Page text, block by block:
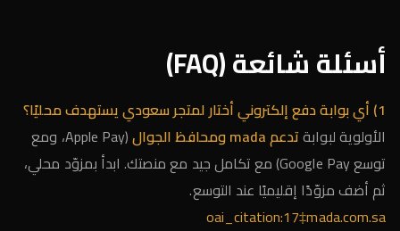
أسئلة شائعة (FAQ)
1) أي بوابة دفع إلكتروني أختار لمتجر سعودي يستهدف محليًا؟
الأولوية لبوابةتدعم mada ومحافظ الجوال
(Apple Pay، ومع
توسع Google Pay) مع تكامل جيد مع منصتك. ابدأ بمزوّد محلي،
ثم أضف مزوّدًا إقليميًا عند التوسع.
oai_citation:17‡mada.com.sa